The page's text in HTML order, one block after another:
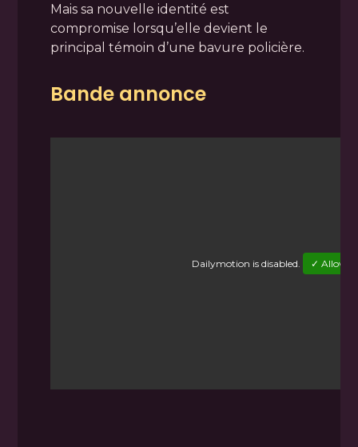
Mais sa nouvelle identité est
compromise lorsqu’elle devient le
principal témoin d’une bavure policière.
Bande annonce
Dailymotion is disabled. ✓ Allow